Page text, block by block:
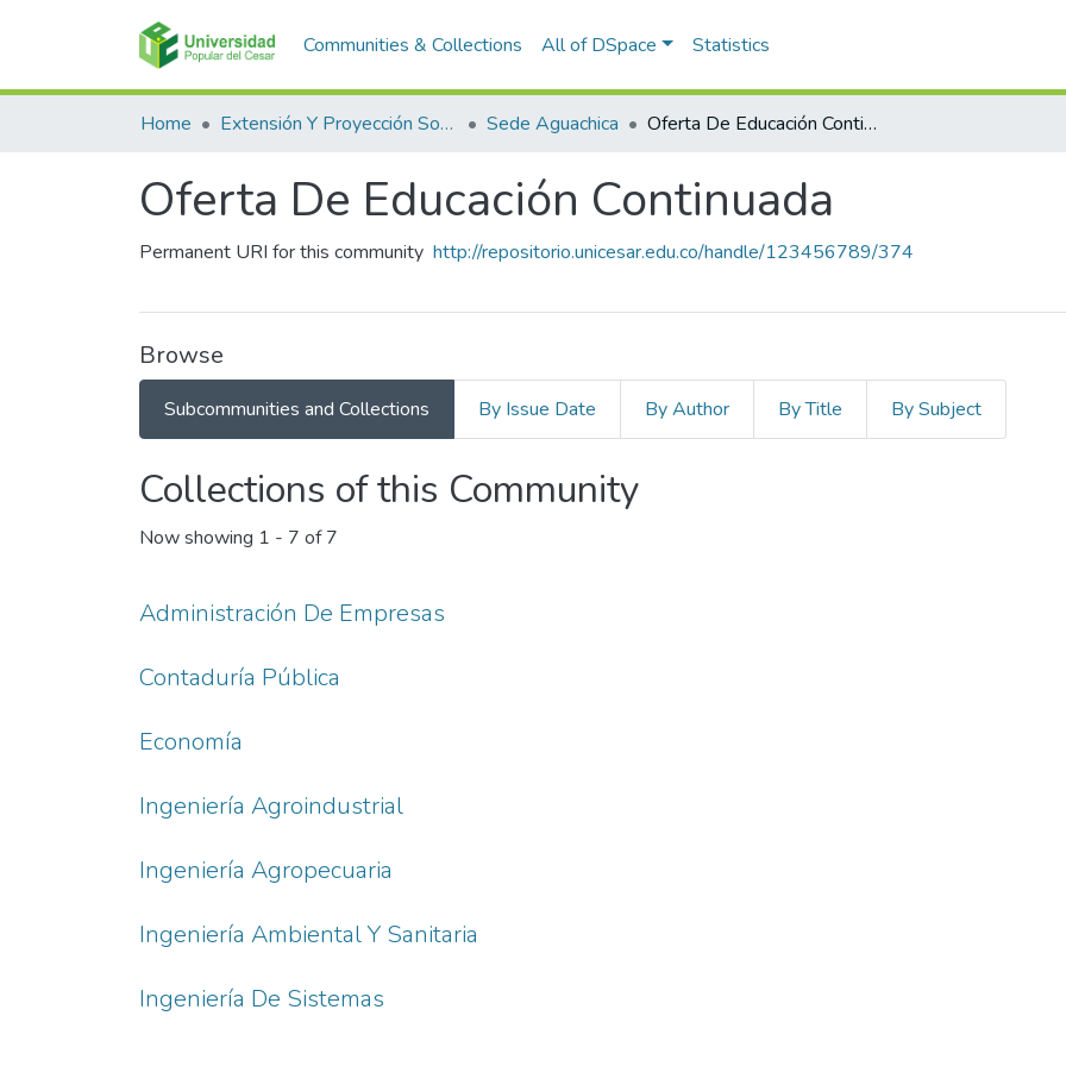
Communities & Collections All of DSpace Statistics
Home Extensión Y Proyección Social Sede Aguachica Oferta De Educación Continuada
Oferta De Educación Continuada
Permanent URI for this community http://repositorio.unicesar.edu.co/handle/123456789/374
Browse
Subcommunities and Collections By Issue Date By Author By Title By Subject
Collections of this Community
Now showing 1 - 7 of 7
Administración De Empresas
Contaduría Pública
Economía
Ingeniería Agroindustrial
Ingeniería Agropecuaria
Ingeniería Ambiental Y Sanitaria
Ingeniería De Sistemas